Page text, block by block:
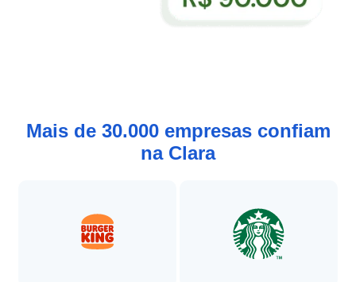
Mais de 30.000 empresas confiam
na Clara